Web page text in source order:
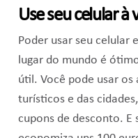
Use seu celular
Poder usar seu celular
lugar do mundo é
útil. Você pode usar
turísticos e das
cupons de desconto. E